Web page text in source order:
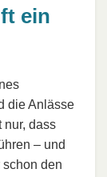
ein
die Anlässe
nur, dass
– und
schon den